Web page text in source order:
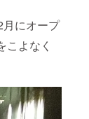
にオープ
よなく